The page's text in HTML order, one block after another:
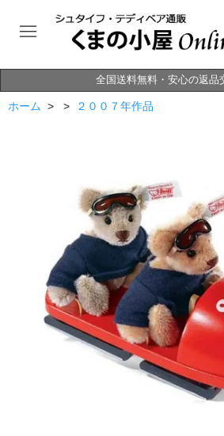
全国送料無料・安心の返品
ホーム > > ２００７年作品